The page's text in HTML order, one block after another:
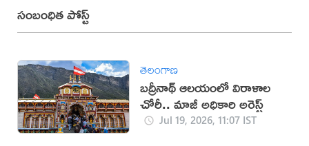
సంబంధిత పోస్ట్
తెలంగాణ
బద్రీనాథ్ ఆలయంలో విరాళాల
చోరీ.. మాజీ అధికారి అరెస్ట్
Jul 19, 2026, 11:07 IST